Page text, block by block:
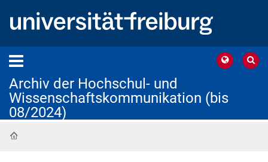
Archiv der Hochschul- und
Wissenschaftskommunikation (bis
08/2024)